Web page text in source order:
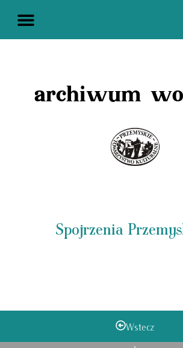
archiwum
Spojrzenia
Wstecz